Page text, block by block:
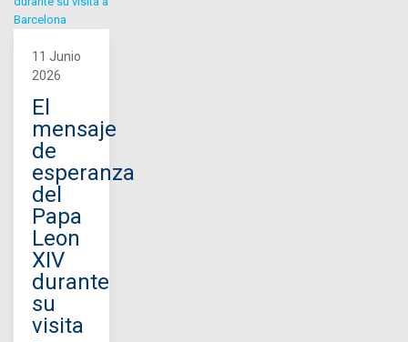
11 Junio
2026
El
mensaje
de
esperanza
del
Papa
Leon
XIV
durante
su
visita